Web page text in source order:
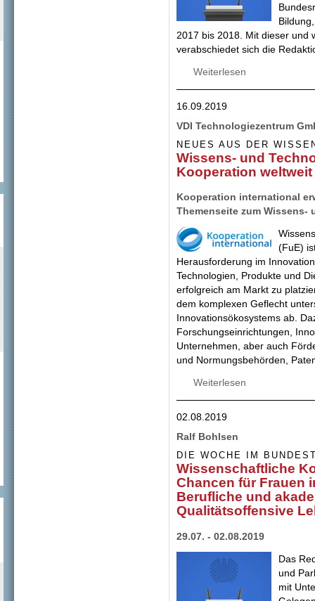
2017 bis 2018. Mit dieser und
verabschiedet sich die
Weiterlesen
16.09.2019
VDI Technologiezentrum
NEUES AUS DER
Wissens- und
Kooperation weltweit
Kooperation international
Themenseite zum Wissens-
(FuE)
Herausforderung im
Technologien, Produkte und
erfolgreich am Markt zu
dem komplexen Geflecht
Innovationsökosystems ab.
Forschungseinrichtungen,
Unternehmen, aber auch
und Normungsbehörden,
Weiterlesen
02.08.2019
Ralf Bohlsen
DIE WOCHE IM
Wissenschaftliche
Chancen für Frauen
Berufliche und
Qualitätsoffensive
29.07. - 02.08.2019
Das
und
mit